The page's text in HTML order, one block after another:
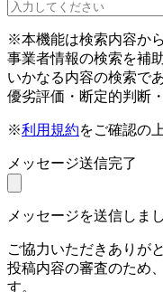
※本機能は検索内容か
事業者情報の検索を補
いかなる内容の検索で
優劣評価・断定的判断
※利用規約をご確認の
メッセージ送信完了
メッセージを送信しまし
ご協力いただきありが
投稿内容の審査のため
す。